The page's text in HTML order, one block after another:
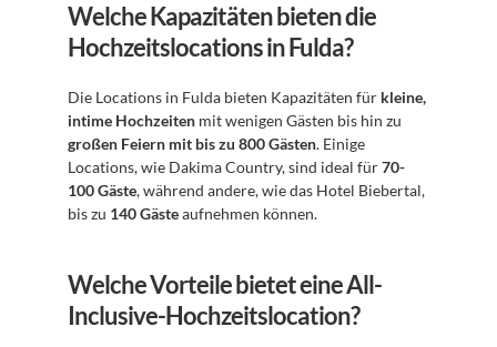
Welche Kapazitäten bieten die
Hochzeitslocations in Fulda?
Die Locations in Fulda bieten Kapazitäten für kleine,
intime Hochzeiten
großen Feiern mit bis zu 800 Gästen. Einige
Locations, wie Dakima Country, sind ideal für 70-
100 Gäste, während andere, wie das Hotel Biebertal,
bis zu 140 Gäste aufnehmen können.
Welche Vorteile bietet eine All-
Inclusive-Hochzeitslocation?